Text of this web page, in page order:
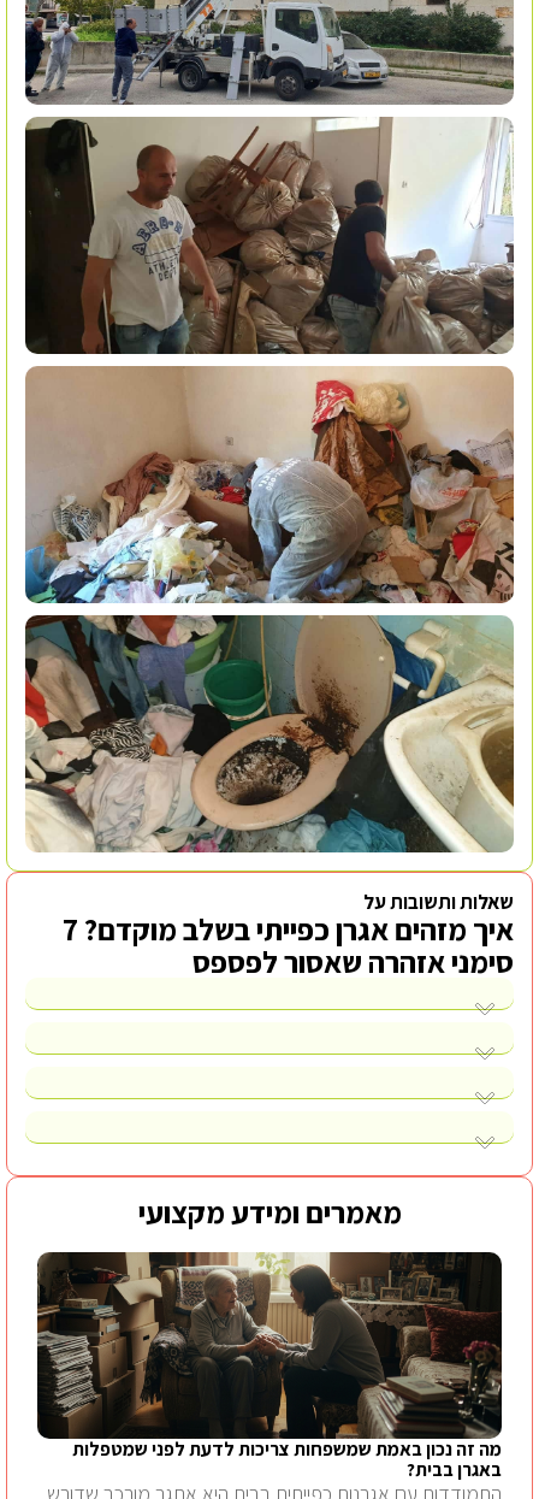
שאלות ותשובות על
איך מזהים אגרן כפייתי בשלב מוקדם? 7
סימני אזהרה שאסור לפספס
מאמרים ומידע מקצועי
מה זה נכון באמת שמשפחות צריכות לדעת לפני שמטפלות
באגרן בבית?